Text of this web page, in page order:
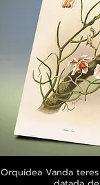
Orquídea Vanda